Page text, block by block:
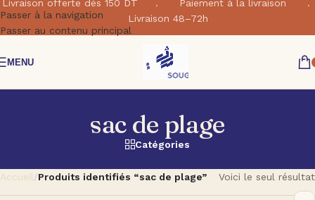
Passer à la navigation
Passer au contenu principal
Livraison offerte dés 150 DT . Paiement à la livraison .
Livraison 48–72h
MENU
sac de plage
Catégories
Accueil/Produits identifiés “sac de plage” Voici le seul résultat